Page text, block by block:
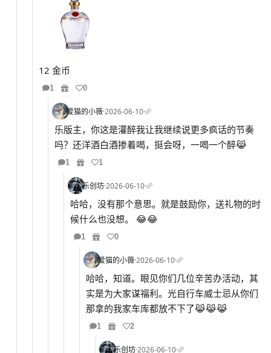
12 金币
1 0
爱猫的小薇·2026-06-10·
乐版主，你这是灌醉我让我继续说更多疯话的节奏
吗？还洋酒白酒掺着喝，挺会呀，一喝一个醉😹
1 1
乐创坊·2026-06-10·
哈哈，没有那个意思。就是鼓励你，送礼物的时
候什么也没想。 😂😂
1 0
爱猫的小薇·2026-06-10·
哈哈，知道。眼见你们几位辛苦办活动，其
实是为大家谋福利。光自行车威士忌从你们
那拿的我家车库都放不下了😹😹😹
1 2
乐创坊·2026-06-10·